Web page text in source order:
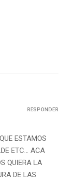
ESTAMOS
ETC… ACA
QUIERA LA
DE LAS
RESPONDER